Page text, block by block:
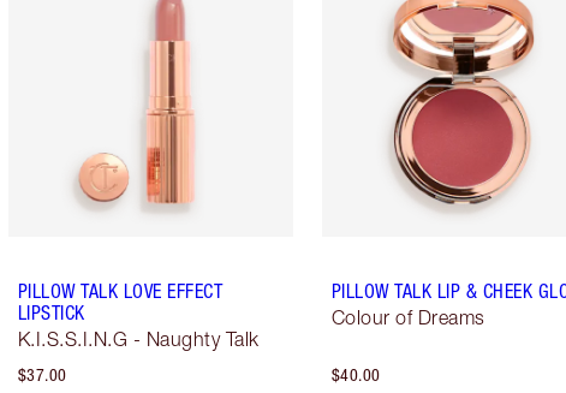
PILLOW TALK LOVE EFFECT
LIPSTICK
K.I.S.S.I.N.G - Naughty Talk
$37.00
PILLOW TALK LIP & CHEEK
Colour of Dreams
$40.00